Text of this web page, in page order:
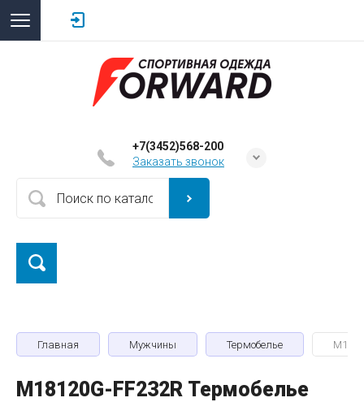
+7(3452)568-200
Заказать звонок
Главная Мужчины Термобелье
M18120G-FF232R Термобелье